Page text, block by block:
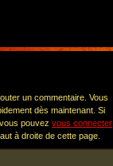
un commentaire. Vous
dès maintenant. Si
pouvez vous connecter
à droite de cette page.